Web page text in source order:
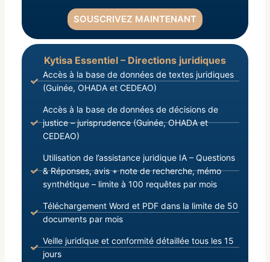
SOUSCRIVEZ MAINTENANT
Kytisa Essentiel – Directions juridiques
Accès à la base de données de textes juridiques
(Guinée, OHADA et CEDEAO)
Accès à la base de données de décisions de
justice – jurisprudence (Guinée, OHADA et
CEDEAO)
Utilisation de l’assistance juridique IA – Questions
& Réponses, avis + note de recherche, mémo
synthétique – limite à 100 requêtes par mois
Téléchargement Word et PDF dans la limite de 50
documents par mois
Veille juridique et conformité détaillée tous les 15
jours